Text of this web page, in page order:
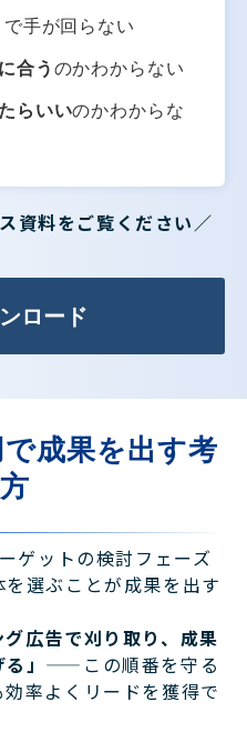
で手が回らない
合う のかわからない
らいいのかわからな
資料をご覧ください／
ロード
成果を出す考
ゲットの検討フェーズ
選ぶことが成果を出す
グ広告で刈り取り、成果
」 ——この順番を守る
率よくリードを獲得で